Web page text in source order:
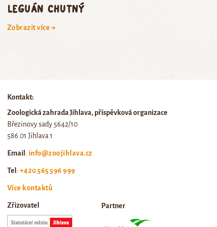
leguán chutný
Zobrazit více →
Kontakt:
Zoologická zahrada Jihlava, příspěvková organizace
Březinovy sady 5642/10
586 01 Jihlava 1
Email : info@zoojihlava.cz
Tel : +420 565 596 999
Více kontaktů
Zřizovatel Partner